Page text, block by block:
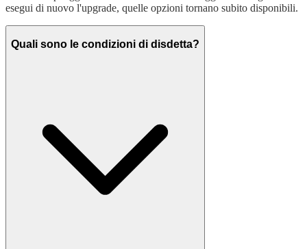
esegui di nuovo l'upgrade, quelle opzioni tornano subito disponibili.
Quali sono le condizioni di disdetta?